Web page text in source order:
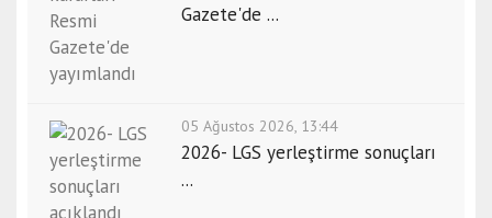
Gazete'de ...
05 Ağustos 2026, 13:44
2026- LGS yerleştirme sonuçları
...